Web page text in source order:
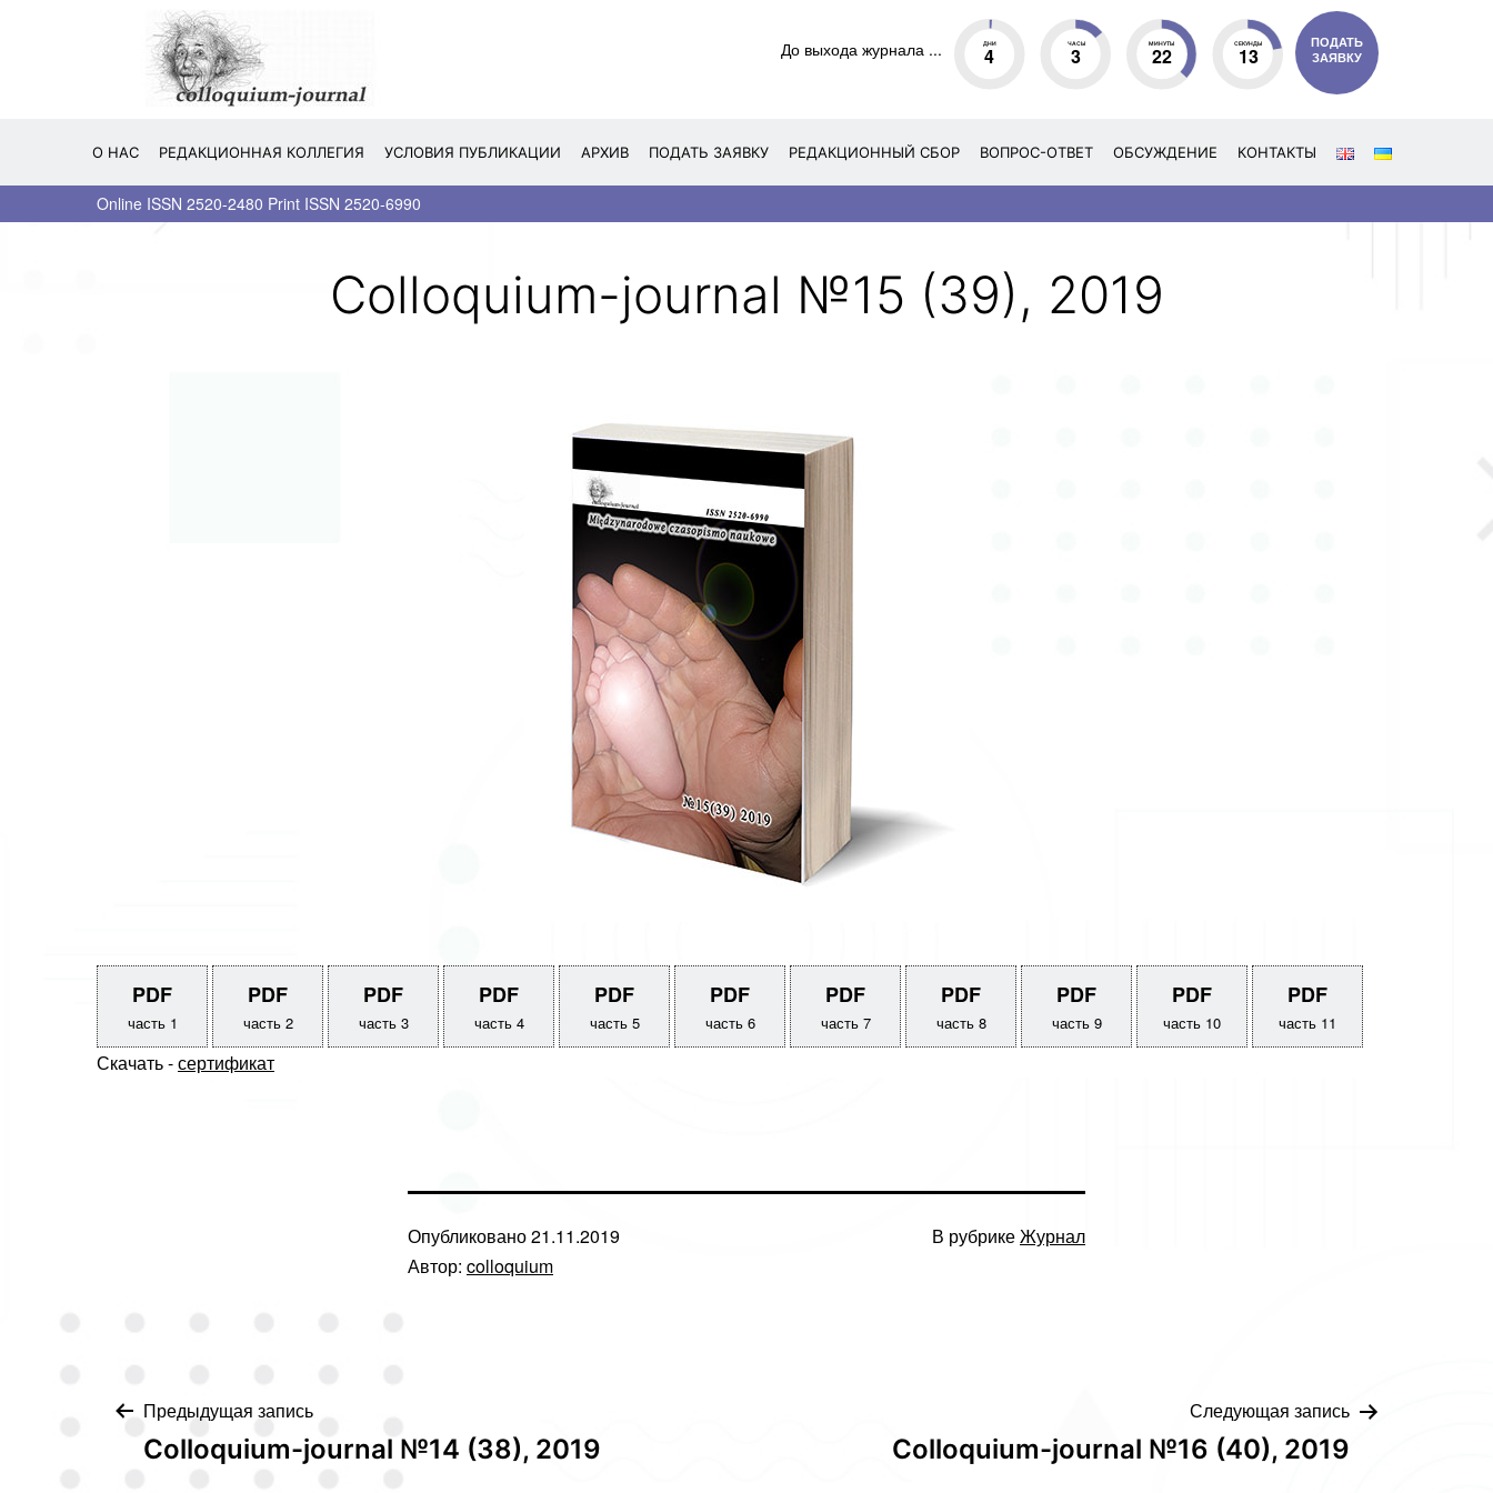
До выхода журнала ... ДНИ
4
ЧАСЫ
3
МИНУТЫ
22
СЕКУНДЫ
12
ПОДАТЬ
ЗАЯВКУ
О НАС РЕДАКЦИОННАЯ КОЛЛЕГИЯ УСЛОВИЯ ПУБЛИКАЦИИ АРХИВ ПОДАТЬ ЗАЯВКУ РЕДАКЦИОННЫЙ СБОР ВОПРОС-ОТВЕТ ОБСУЖДЕНИЕ КОНТАКТЫ
Online ISSN 2520-2480 Print ISSN 2520-6990
Сolloquium-journal №15 (39), 2019
PDF
часть 1
PDF
часть 2
PDF
часть 3
PDF
часть 4
PDF
часть 5
PDF
часть 6
PDF
часть 7
PDF
часть 8
PDF
часть 9
PDF
часть 10
PDF
часть 11
Скачать -сертификат
Опубликовано21.11.2019
Автор: colloquium
В рубрикеЖурнал
Навигация
Предыдущая запись
Сolloquium-journal №14 (38), 2019
Следующая запись
Сolloquium-journal №16 (40), 2019